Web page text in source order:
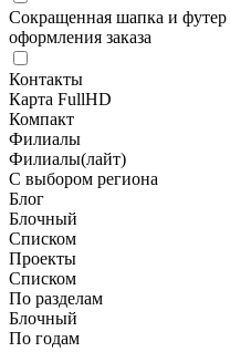
Сокращенная шапка и футер
оформления заказа
Контакты
Карта FullHD
Компакт
Филиалы
Филиалы(лайт)
С выбором региона
Блог
Блочный
Списком
Проекты
Списком
По разделам
Блочный
По годам